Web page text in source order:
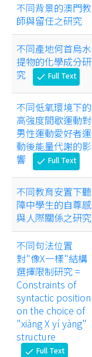
不同背景的澳門教
師與留任之研究
不同產地何首烏水
提物的化學成分研
究
check Full Text
不同低氧環境下的
高強度間歇運動對
男性運動愛好者運
動後能量代謝的影
響
check Full Text
不同教育安置下聽
障中學生的自尊感
與人際關係之研究
不同句法位置
對"像X一樣"結構
選擇限制研究 =
Constraints of
syntactic position
on the choice of
"xiàng X yí yàng"
structure
check Full Text